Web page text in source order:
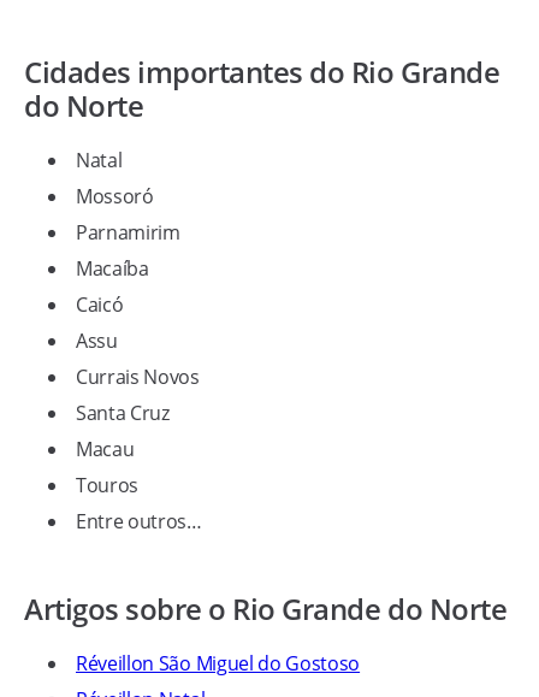
Cidades importantes do Rio Grande
do Norte
Natal
Mossoró
Parnamirim
Macaíba
Caicó
Assu
Currais Novos
Santa Cruz
Macau
Touros
Entre outros…
Artigos sobre o Rio Grande do Norte
Réveillon São Miguel do Gostoso